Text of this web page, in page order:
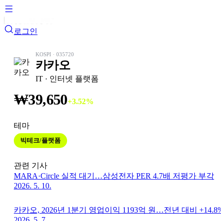
로그인
KOSPI · 035720
카카오
IT · 인터넷 플랫폼
₩39,650+3.52%
테마
빅테크/플랫폼
관련 기사
MARA·Circle 실적 대기…삼성전자 PER 4.7배 저평가 부각
2026. 5. 10.
카카오, 2026년 1분기 영업이익 1193억 원…전년 대비